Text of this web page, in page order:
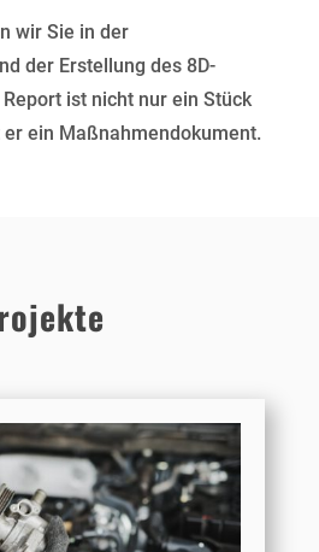
wir Sie in der
der Erstellung des 8D-
ist nicht nur ein Stück
ein Maßnahmendokument.